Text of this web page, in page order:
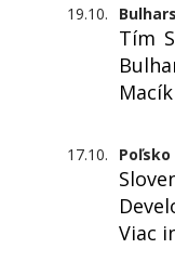
19.10.
Tím
17.10. Poľsko
Viac